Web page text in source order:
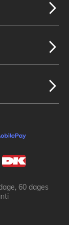
60 dages